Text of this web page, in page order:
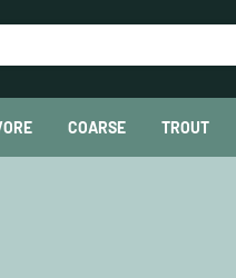
COARSE TROUT